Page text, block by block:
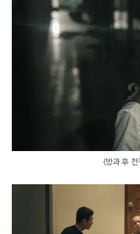
〈방과 후 전